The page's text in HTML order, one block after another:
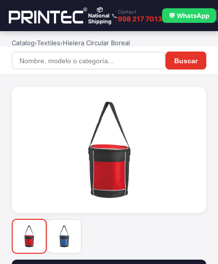
📦
National
Shipping
📞
Contact
998 217 7013 💬 WhatsApp
Catalog›Textiles›Hielera Circular Boreal
Buscar